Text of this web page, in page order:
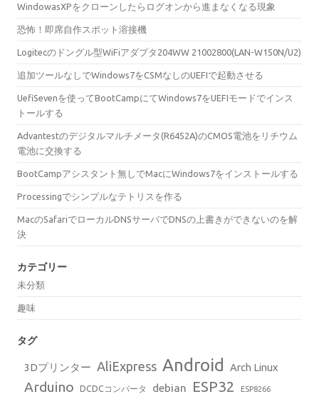
WindowasXPをクローンしたらログオンから進まなくなる現象
恐怖！即席自作スポット溶接機
Logitecのドングル型WiFiアダプタ204WW 21002800(LAN-W150N/U2)
追加ツールなしでWindows7をCSMなしのUEFIで起動させる
UefiSevenを使ってBootCampにてWindows7をUEFIモードでインス
トールする
Advantestのデジタルマルチメータ(R6452A)のCMOS電池をリチウム
電池に交換する
BootCampアシスタント無しでMacにWindows7をインストールする
Processingでシンプルなテトリスを作る
MacのSafariでローカルDNSサーバでDNSの上書きができないのを解
決
カテゴリー
未分類
趣味
タグ
3Dプリンター AliExpress Android Arch Linux
Arduino DCDCコンバータ debian ESP32 ESP8266